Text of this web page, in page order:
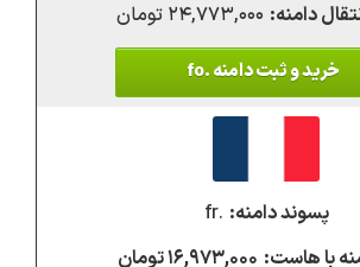
۲۴,۷۷۳,۰۰۰ تومان
خرید و ثبت دامنه .fo
.fr
۱۶,۹۷۳,۰۰۰ تومان